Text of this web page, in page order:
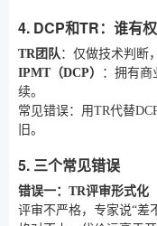
4. DCP和TR：谁有
TR团队：仅做技术判断
IPMT（DCP）
：拥有
续。
常见错误：用TR代替
旧。
5. 三个常见错误
错误一：TR评审形式化
评审不严格，专家说“差